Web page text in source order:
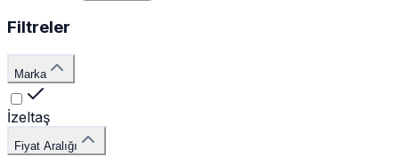
Filtreler
Marka
İzeltaş
Fiyat Aralığı